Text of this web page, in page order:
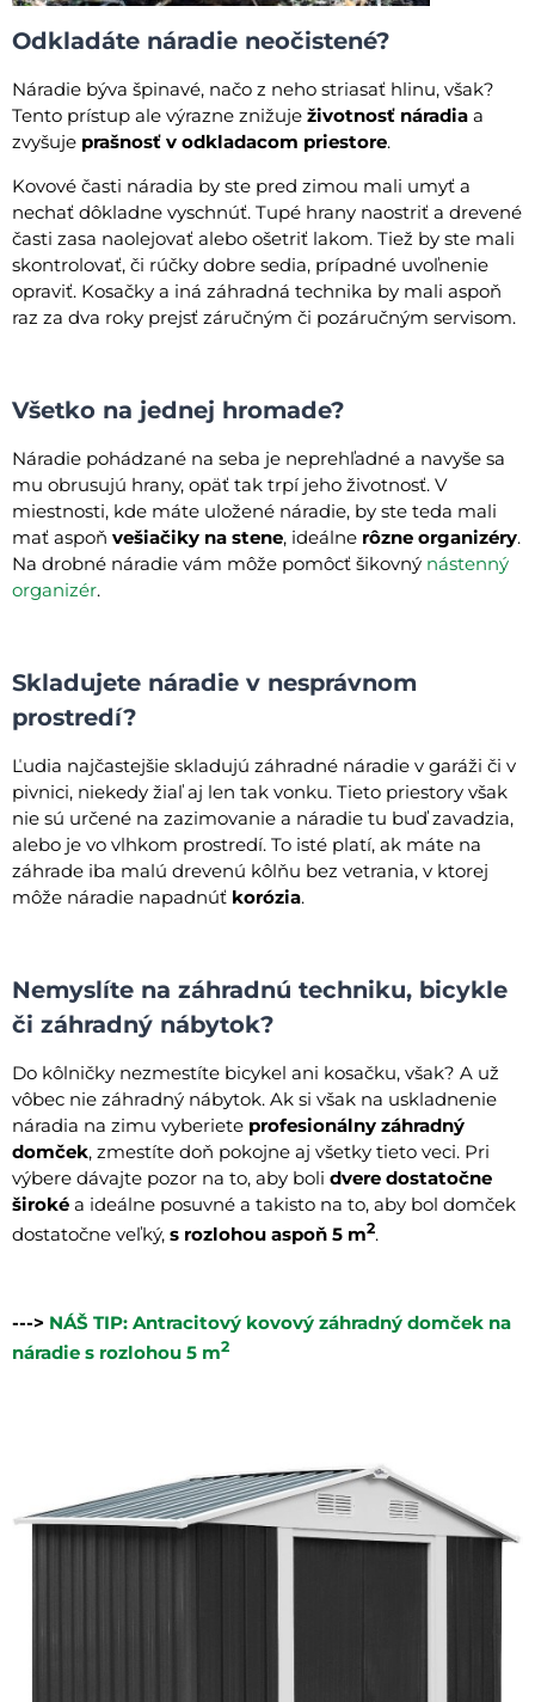
Odkladáte náradie neočistené?
Náradie býva špinavé, načo z neho striasať hlinu, však?
Tento prístup ale výrazne znižuje životnosť náradia a
zvyšuje prašnosť v odkladacom priestore.
Kovové časti náradia by ste pred zimou mali umyť a
nechať dôkladne vyschnúť. Tupé hrany naostriť a drevené
časti zasa naolejovať alebo ošetriť lakom. Tiež by ste mali
skontrolovať, či rúčky dobre sedia, prípadné uvoľnenie
opraviť. Kosačky a iná záhradná technika by mali aspoň
raz za dva roky prejsť záručným či pozáručným servisom.
Všetko na jednej hromade?
Náradie pohádzané na seba je neprehľadné a navyše sa
mu obrusujú hrany, opäť tak trpí jeho životnosť. V
miestnosti, kde máte uložené náradie, by ste teda mali
mať aspoň vešiačiky na stene, ideálne rôzne organizéry.
Na drobné náradie vám môže pomôcť šikovný nástenný
organizér.
Skladujete náradie v nesprávnom
prostredí?
Ľudia najčastejšie skladujú záhradné náradie v garáži či v
pivnici, niekedy žiaľ aj len tak vonku. Tieto priestory však
nie sú určené na zazimovanie a náradie tu buď zavadzia,
alebo je vo vlhkom prostredí. To isté platí, ak máte na
záhrade iba malú drevenú kôlňu bez vetrania, v ktorej
môže náradie napadnúť korózia.
Nemyslíte na záhradnú techniku, bicykle
či záhradný nábytok?
Do kôlničky nezmestíte bicykel ani kosačku, však? A už
vôbec nie záhradný nábytok. Ak si však na uskladnenie
náradia na zimu vyberiete profesionálny záhradný
domček, zmestíte doň pokojne aj všetky tieto veci. Pri
výbere dávajte pozor na to, aby boli dvere dostatočne
široké a ideálne posuvné a takisto na to, aby bol domček
dostatočne veľký, s rozlohou aspoň 5 m2.
---> NÁŠ TIP: Antracitový kovový záhradný domček na
náradie s rozlohou 5 m2